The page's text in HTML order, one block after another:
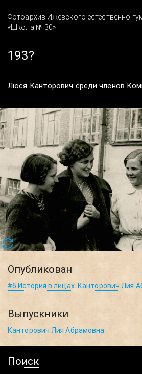
Фотоархив Ижевского естественно-
«Школа № 30»
193?
Люся Канторович среди членов
Опубликован
#6 История в лицах. Канторович Лия
Выпускники
Канторович Лия Абрамовна
Поиск